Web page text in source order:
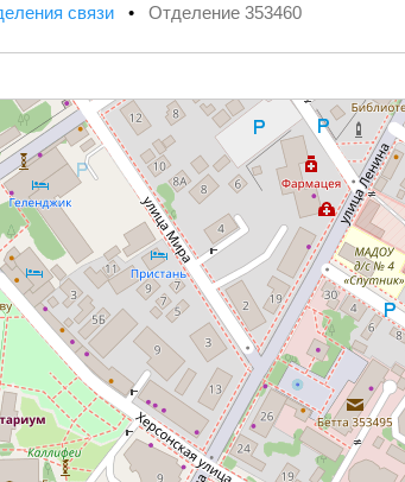
связи • Отделение 353460